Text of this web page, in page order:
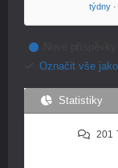
týdny ·
Označit vše
Statistiky
201